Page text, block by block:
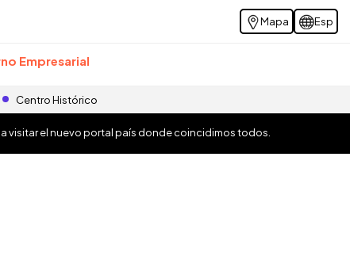
Mapa Esp
Empresarial
Centro Histórico
a visitar el nuevo portal país donde coincidimos todos.